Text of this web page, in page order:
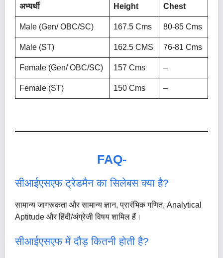
अभ्यर्थी Height Chest
Male (Gen/ OBC/SC) 167.5 Cms 80-85 Cms
Male (ST) 162.5 CMS 76-81 Cms
Female (Gen/ OBC/SC) 157 Cms –
Female (ST) 150 Cms –
FAQ-
सीआईएसएफ ट्रेडमैन का सिलेबस क्या है?
सामान्य जागरूकता और सामान्य ज्ञान, प्रारंभिक गणित, Analytical
Aptitude और हिंदी/अंग्रेजी विषय शामिल हैं।
सीआईएसएफ में दौड़ कितनी होती है?